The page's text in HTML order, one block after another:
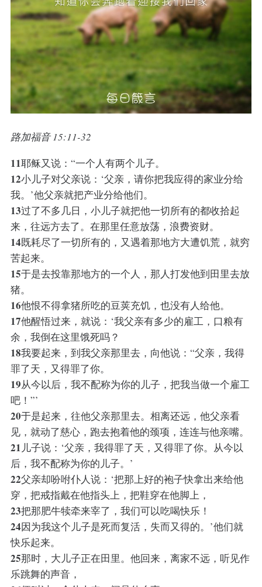
路加福音 15:11-32
11耶稣又说：“一个人有两个儿子。
12小儿子对父亲说：‘父亲，请你把我应得的家业分给
我。’他父亲就把产业分给他们。
13过了不多几日，小儿子就把他一切所有的都收拾起
来，往远方去了。在那里任意放荡，浪费资财。
14既耗尽了一切所有的，又遇着那地方大遭饥荒，就穷
苦起来。
15于是去投靠那地方的一个人，那人打发他到田里去放
猪。
16他恨不得拿猪所吃的豆荚充饥，也没有人给他。
17他醒悟过来，就说：‘我父亲有多少的雇工，口粮有
余，我倒在这里饿死吗？
18我要起来，到我父亲那里去，向他说：“父亲，我得
罪了天，又得罪了你。
19从今以后，我不配称为你的儿子，把我当做一个雇工
吧！”’
20于是起来，往他父亲那里去。相离还远，他父亲看
见，就动了慈心，跑去抱着他的颈项，连连与他亲嘴。
21儿子说：‘父亲，我得罪了天，又得罪了你。从今以
后，我不配称为你的儿子。’
22父亲却吩咐仆人说：‘把那上好的袍子快拿出来给他
穿，把戒指戴在他指头上，把鞋穿在他脚上，
23把那肥牛犊牵来宰了，我们可以吃喝快乐！
24因为我这个儿子是死而复活，失而又得的。’他们就
快乐起来。
25那时，大儿子正在田里。他回来，离家不远，听见作
乐跳舞的声音，